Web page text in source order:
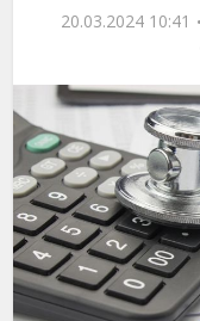
20.03.2024 10:41